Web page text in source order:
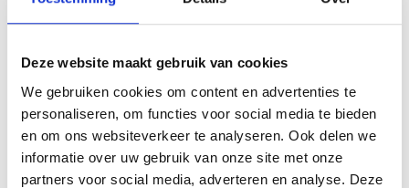
Deze website maakt gebruik van cookies
We gebruiken cookies om content en advertenties te
personaliseren, om functies voor social media te bieden
en om ons websiteverkeer te analyseren. Ook delen we
informatie over uw gebruik van onze site met onze
partners voor social media, adverteren en analyse. Deze
Overige
binnenactiviteiten